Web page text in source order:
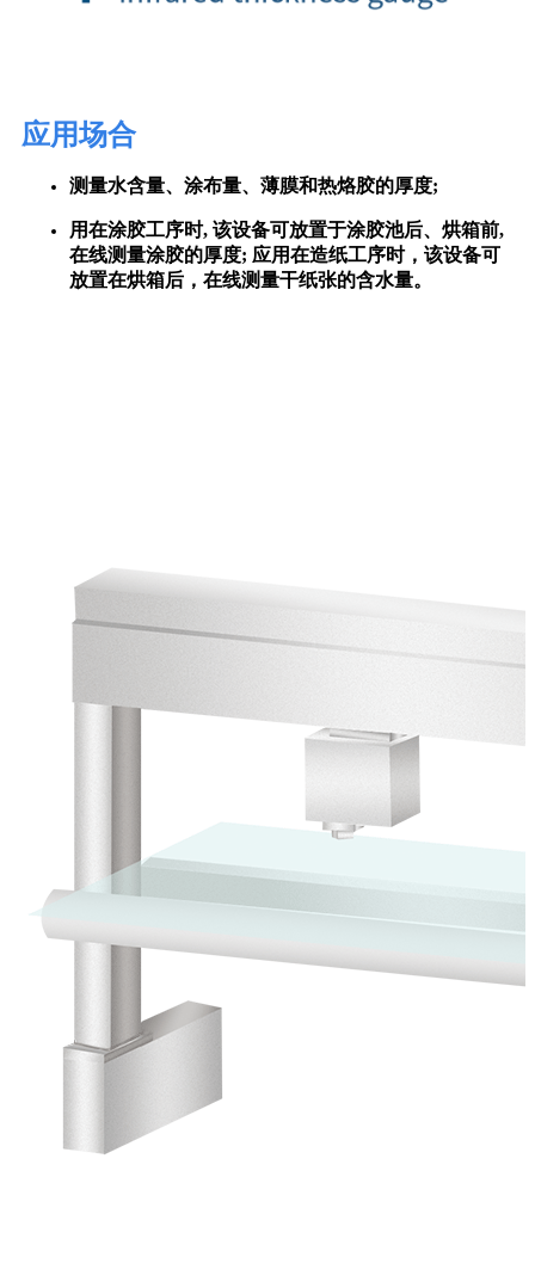
应用场合
测量水含量、涂布量、薄膜和热烙胶的厚度;
用在涂胶工序时, 该设备可放置于涂胶池后、烘箱前,
在线测量涂胶的厚度; 应用在造纸工序时，该设备可
放置在烘箱后，在线测量干纸张的含水量。